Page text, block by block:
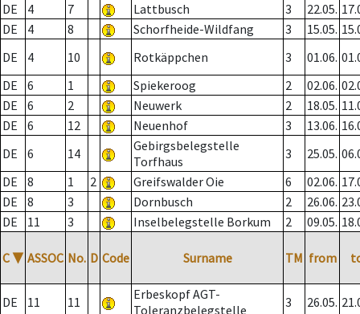
DE
4 7 Lattbusch 3 22.05.
DE
4 8 Schorfheide-Wildfang 3 15.05.
DE
4 10 Rotkäppchen 3 01.06.
DE
6 1 Spiekeroog 2 02.06.
DE
6 2 Neuwerk 2 18.05.
DE
6 12 Neuenhof 3 13.06.
DE
6 14
Gebirgsbelegstelle
Torfhaus
3 25.05.
DE
8 1 2 Greifswalder Oie 6 02.06.
DE
8 3 Dornbusch 2 26.06.
DE
11 3 Inselbelegstelle Borkum 2 09.05.
C ▼ ASSOC No. D Code Surname TM from
DE 11 11
Erbeskopf AGT-
Toleranzbelegstelle
3 26.05.